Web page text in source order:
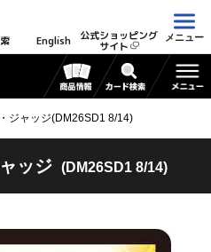
English 公式ショッピング
サイト
メニュー
ジャッジ(DM26SD1 8/14)
ッジ (DM26SD1 8/14)